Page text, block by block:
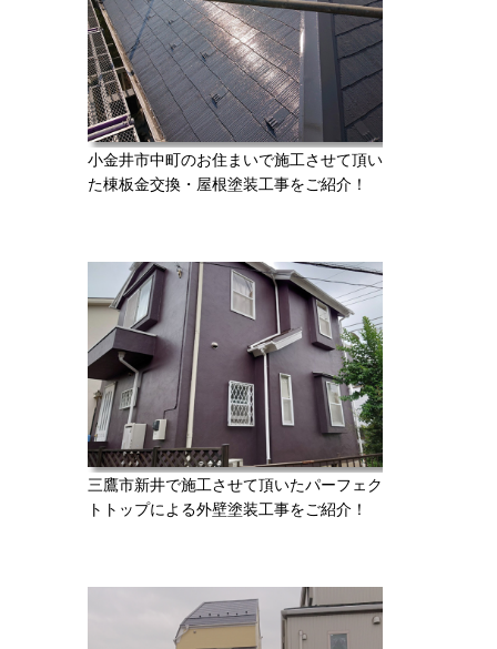
小金井市中町のお住まいで施工させて頂い
た棟板金交換・屋根塗装工事をご紹介！
三鷹市新井で施工させて頂いたパーフェク
トトップによる外壁塗装工事をご紹介！